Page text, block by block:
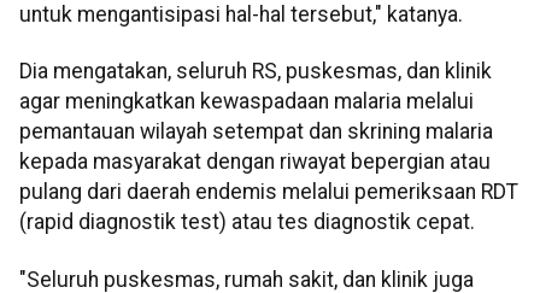
untuk mengantisipasi hal-hal tersebut," katanya.
Dia mengatakan, seluruh RS, puskesmas, dan klinik
agar meningkatkan kewaspadaan malaria melalui
pemantauan wilayah setempat dan skrining malaria
kepada masyarakat dengan riwayat bepergian atau
pulang dari daerah endemis melalui pemeriksaan RDT
(rapid diagnostik test) atau tes diagnostik cepat.
"Seluruh puskesmas, rumah sakit, dan klinik juga